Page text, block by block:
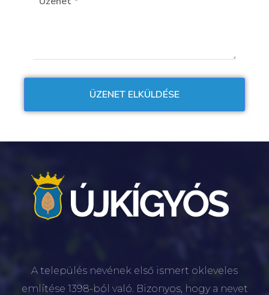
A település nevének első ismert okleveles
említése 1398-ból való. Bizonyos, hogy a nevet